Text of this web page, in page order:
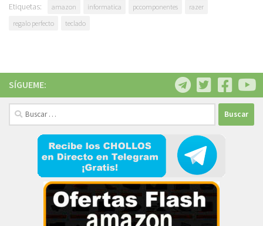
Etiquetas: amazon informatica pccomponentes
razer
regalo perfecto
teclado
SÍGUEME:
Buscar: